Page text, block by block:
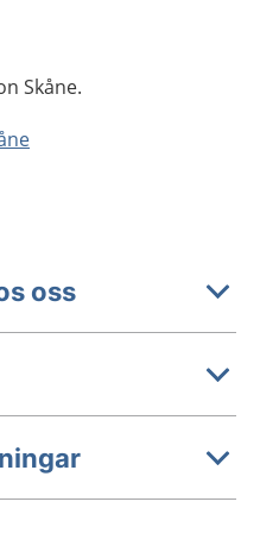
Skåne.
oss